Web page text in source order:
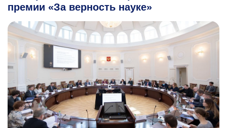
премии «За верность науке»